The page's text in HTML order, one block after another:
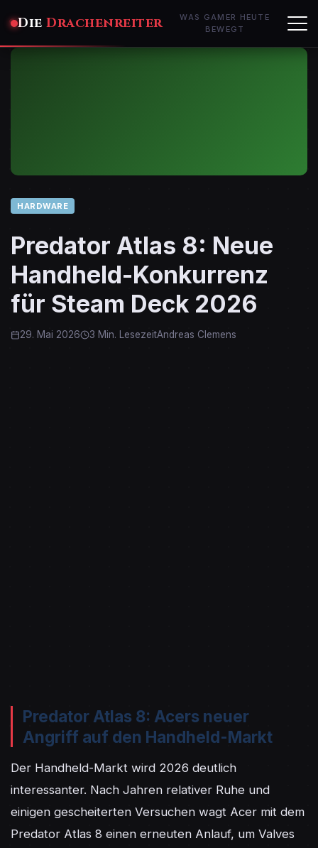
Die Drachenreiter
WAS GAMER HEUTE
BEWEGT
HARDWARE
Predator Atlas 8: Neue
Handheld-Konkurrenz
für Steam Deck 2026
29. Mai 2026 3 Min. LesezeitAndreas Clemens
Predator Atlas 8: Acers neuer
Angriff auf den Handheld-Markt
Der Handheld-Markt wird 2026 deutlich
interessanter. Nach Jahren relativer Ruhe und
einigen gescheiterten Versuchen wagt Acer mit dem
Predator Atlas 8 einen erneuten Anlauf, um Valves